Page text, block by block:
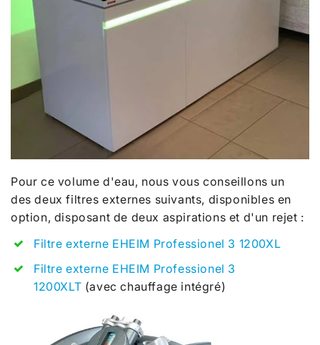
Pour ce volume d'eau, nous vous conseillons un
des deux filtres externes suivants, disponibles en
option, disposant de deux aspirations et d'un rejet :
Filtre externe EHEIM Professionel 3 1200XL
Filtre externe EHEIM Professionel 3
1200XLT (avec chauffage intégré)